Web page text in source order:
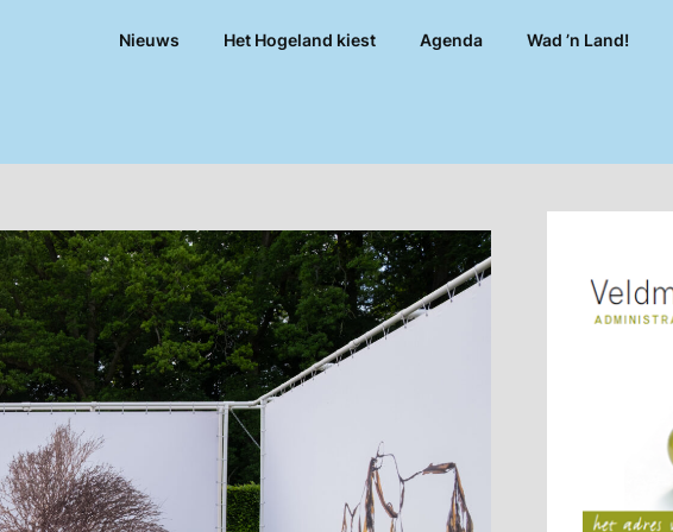
Nieuws Het Hogeland kiest Agenda Wad ’n Land!